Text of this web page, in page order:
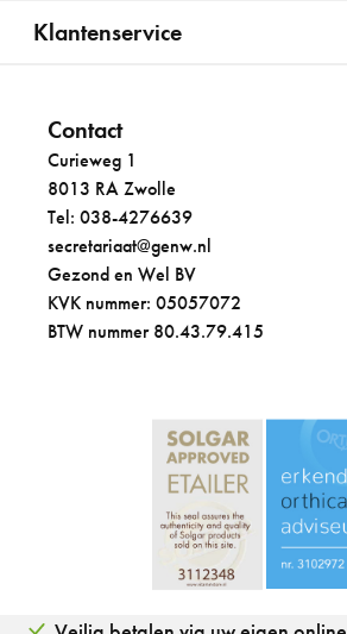
Klantenservice
Contact
Curieweg 1
8013 RA Zwolle
Tel: 038-4276639
secretariaat@genw.nl
Gezond en Wel BV
KVK nummer: 05057072
BTW nummer 80.43.79.415